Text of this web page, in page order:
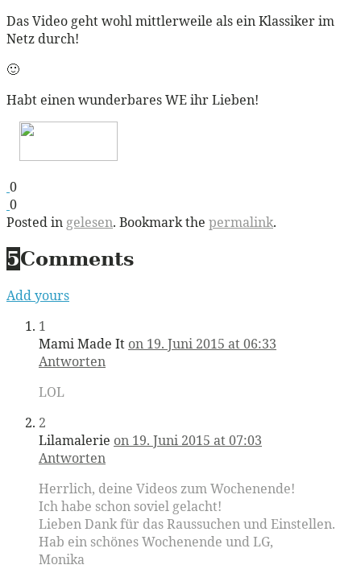
Das Video geht wohl mittlerweile als ein Klassiker im
Netz durch!
🙂
Habt einen wunderbares WE ihr Lieben!
0
0
Posted in gelesen. Bookmark the permalink.
5Comments
Add yours
1
Mami Made It on 19. Juni 2015 at 06:33
Antworten
LOL
2
Lilamalerie on 19. Juni 2015 at 07:03
Antworten
Herrlich, deine Videos zum Wochenende!
Ich habe schon soviel gelacht!
Lieben Dank für das Raussuchen und Einstellen.
Hab ein schönes Wochenende und LG,
Monika